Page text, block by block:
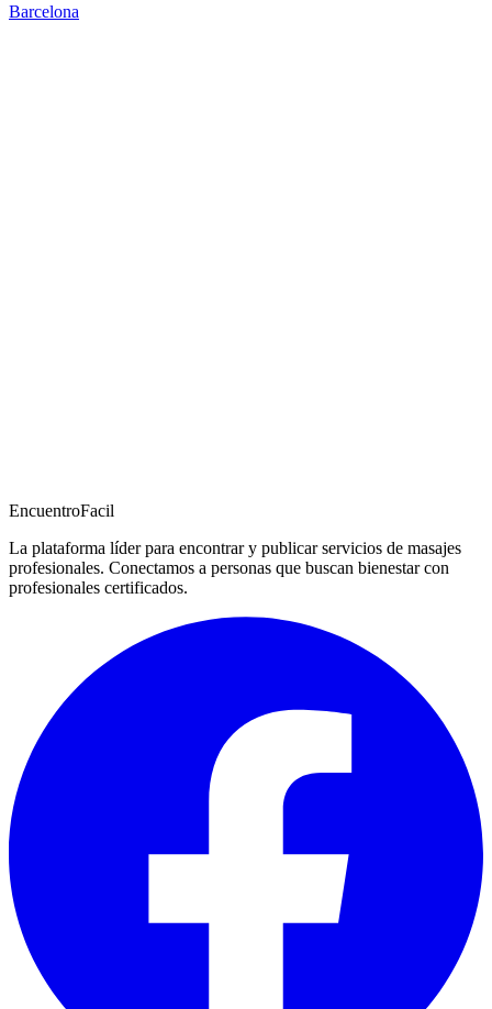
Barcelona
EncuentroFacil
La plataforma líder para encontrar y publicar servicios de masajes
profesionales. Conectamos a personas que buscan bienestar con
profesionales certificados.